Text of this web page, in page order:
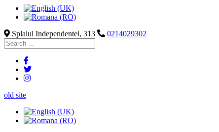
Splaiul Independentei, 313 0214029302
old site